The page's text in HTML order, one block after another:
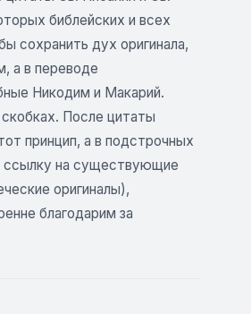
библейских и всех
сохранить дух оригинала,
а в переводе
Никодим и Макарий.
После цитаты
принцип, а в подстрочных
ссылку на существующие
оригиналы),
благодарим за